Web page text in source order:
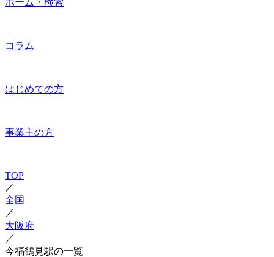
ホーム・検索
コラム
はじめての方
事業主の方
TOP
／
全国
／
大阪府
／
今福鶴見駅の一覧